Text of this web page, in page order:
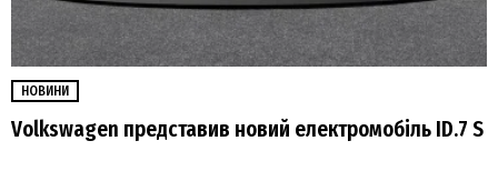
НОВИНИ
Volkswagen представив новий електромобіль ID.7 S